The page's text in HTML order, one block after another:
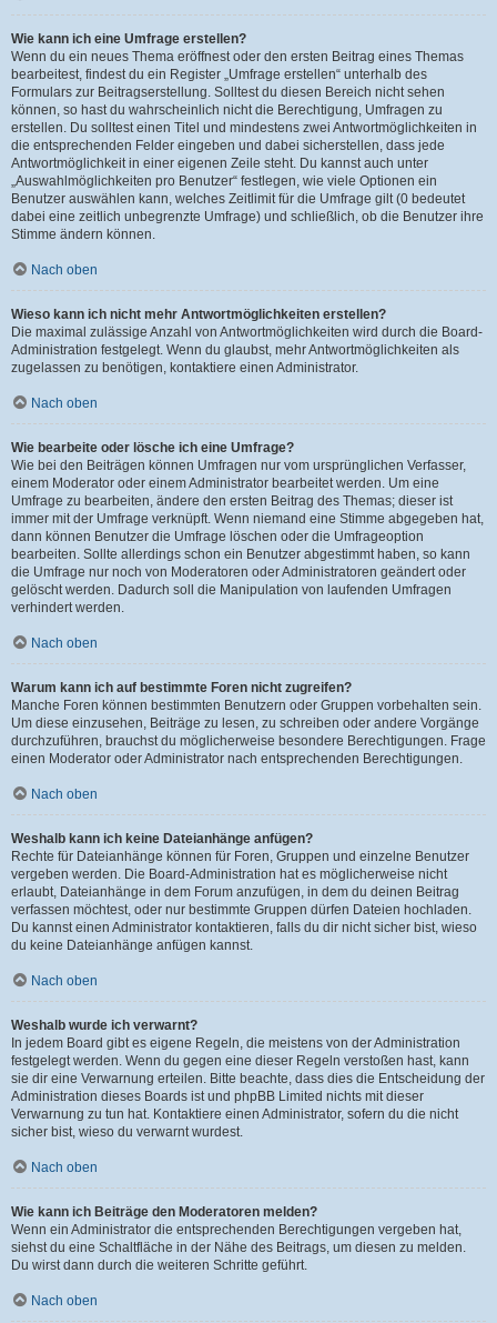
Wie kann ich eine Umfrage erstellen?
Wenn du ein neues Thema eröffnest oder den ersten Beitrag eines Themas
bearbeitest, findest du ein Register „Umfrage erstellen“ unterhalb des
Formulars zur Beitragserstellung. Solltest du diesen Bereich nicht sehen
können, so hast du wahrscheinlich nicht die Berechtigung, Umfragen zu
erstellen. Du solltest einen Titel und mindestens zwei Antwortmöglichkeiten in
die entsprechenden Felder eingeben und dabei sicherstellen, dass jede
Antwortmöglichkeit in einer eigenen Zeile steht. Du kannst auch unter
„Auswahlmöglichkeiten pro Benutzer“ festlegen, wie viele Optionen ein
Benutzer auswählen kann, welches Zeitlimit für die Umfrage gilt (0 bedeutet
dabei eine zeitlich unbegrenzte Umfrage) und schließlich, ob die Benutzer ihre
Stimme ändern können.
Nach oben
Wieso kann ich nicht mehr Antwortmöglichkeiten erstellen?
Die maximal zulässige Anzahl von Antwortmöglichkeiten wird durch die Board-
Administration festgelegt. Wenn du glaubst, mehr Antwortmöglichkeiten als
zugelassen zu benötigen, kontaktiere einen Administrator.
Nach oben
Wie bearbeite oder lösche ich eine Umfrage?
Wie bei den Beiträgen können Umfragen nur vom ursprünglichen Verfasser,
einem Moderator oder einem Administrator bearbeitet werden. Um eine
Umfrage zu bearbeiten, ändere den ersten Beitrag des Themas; dieser ist
immer mit der Umfrage verknüpft. Wenn niemand eine Stimme abgegeben hat,
dann können Benutzer die Umfrage löschen oder die Umfrageoption
bearbeiten. Sollte allerdings schon ein Benutzer abgestimmt haben, so kann
die Umfrage nur noch von Moderatoren oder Administratoren geändert oder
gelöscht werden. Dadurch soll die Manipulation von laufenden Umfragen
verhindert werden.
Nach oben
Warum kann ich auf bestimmte Foren nicht zugreifen?
Manche Foren können bestimmten Benutzern oder Gruppen vorbehalten sein.
Um diese einzusehen, Beiträge zu lesen, zu schreiben oder andere Vorgänge
durchzuführen, brauchst du möglicherweise besondere Berechtigungen. Frage
einen Moderator oder Administrator nach entsprechenden Berechtigungen.
Nach oben
Weshalb kann ich keine Dateianhänge anfügen?
Rechte für Dateianhänge können für Foren, Gruppen und einzelne Benutzer
vergeben werden. Die Board-Administration hat es möglicherweise nicht
erlaubt, Dateianhänge in dem Forum anzufügen, in dem du deinen Beitrag
verfassen möchtest, oder nur bestimmte Gruppen dürfen Dateien hochladen.
Du kannst einen Administrator kontaktieren, falls du dir nicht sicher bist, wieso
du keine Dateianhänge anfügen kannst.
Nach oben
Weshalb wurde ich verwarnt?
In jedem Board gibt es eigene Regeln, die meistens von der Administration
festgelegt werden. Wenn du gegen eine dieser Regeln verstoßen hast, kann
sie dir eine Verwarnung erteilen. Bitte beachte, dass dies die Entscheidung der
Administration dieses Boards ist und phpBB Limited nichts mit dieser
Verwarnung zu tun hat. Kontaktiere einen Administrator, sofern du die nicht
sicher bist, wieso du verwarnt wurdest.
Nach oben
Wie kann ich Beiträge den Moderatoren melden?
Wenn ein Administrator die entsprechenden Berechtigungen vergeben hat,
siehst du eine Schaltfläche in der Nähe des Beitrags, um diesen zu melden.
Du wirst dann durch die weiteren Schritte geführt.
Nach oben